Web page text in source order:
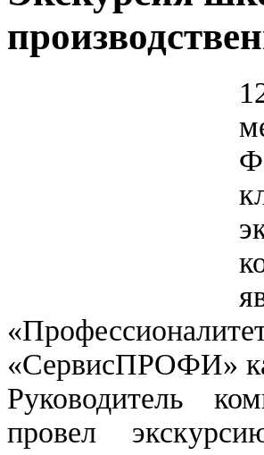
«СервисПРОФИ»
Руководитель
провел